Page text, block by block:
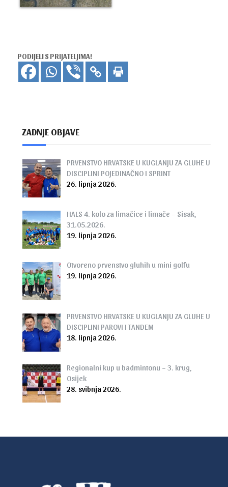
PODIJELI S PRIJATELJIMA!
ZADNJE OBJAVE
PRVENSTVO HRVATSKE U KUGLANJU ZA GLUHE U
DISCIPLINI POJEDINAČNO I SPRINT
26. lipnja 2026.
HALS 4. kolo za limačice i limače – Sisak,
31.05.2026.
19. lipnja 2026.
Otvoreno prvenstvo gluhih u mini golfu
19. lipnja 2026.
PRVENSTVO HRVATSKE U KUGLANJU ZA GLUHE U
DISCIPLINI PAROVI I TANDEM
18. lipnja 2026.
Regionalni kup u badmintonu – 3. krug,
Osijek
28. svibnja 2026.